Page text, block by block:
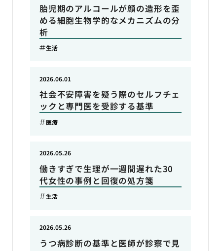
胎児期のアルコールが顔の造形を歪
める細胞生物学的なメカニズムの分
析
生活
社会不安障害を疑う際のセルフチェ
ックと専門医を受診する基準
2026.06.01
医療
働きすぎで生理が一週間遅れた30
代女性の事例と回復の処方箋
2026.05.26
生活
うつ病診断の基準と医師が診察で見
2026.05.26